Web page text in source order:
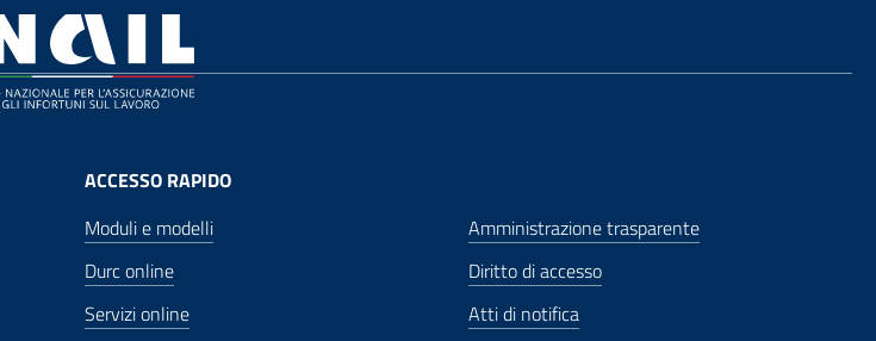
ACCESSO RAPIDO
Moduli e modelli
Durc online
Servizi online
Amministrazione trasparente
Diritto di accesso
Atti di notifica